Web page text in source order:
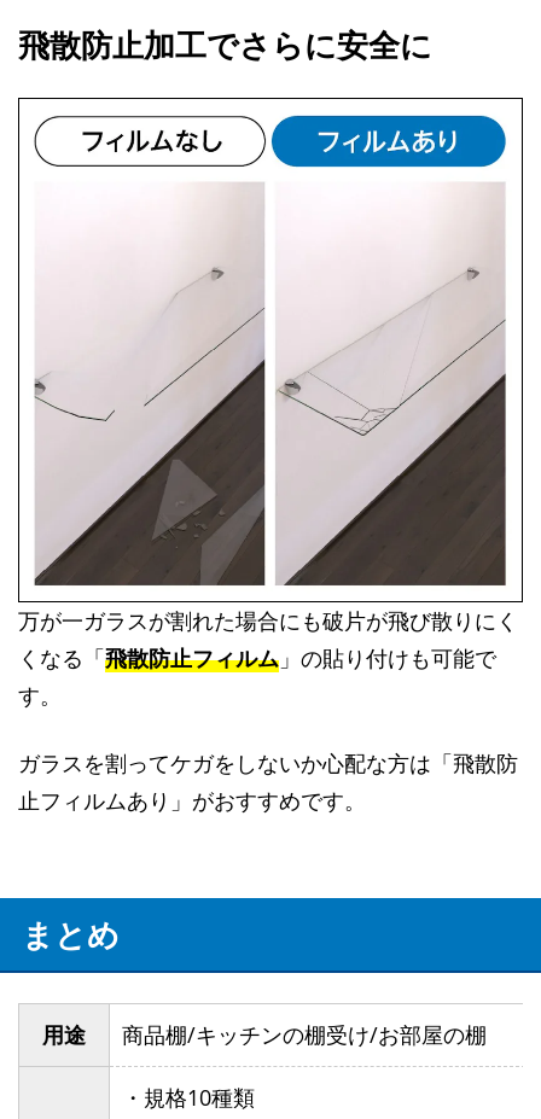
飛散防止加工でさらに安全に
万が一ガラスが割れた場合にも破片が飛び散りにく
くなる「飛散防止フィルム 」の貼り付けも可能で
す。
ガラスを割ってケガをしないか心配な方は「飛散防
止フィルムあり」がおすすめです。
まとめ
用途 商品棚/キッチンの棚受け/お部屋の棚
・規格10種類